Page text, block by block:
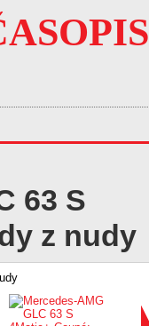
63 S
z nudy